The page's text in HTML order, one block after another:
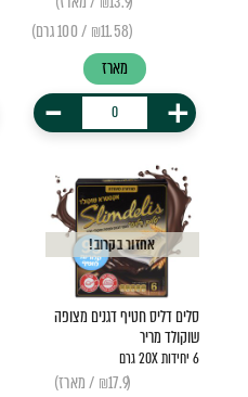
(₪11.58 / 100 גרם)
מארז
+
-
אחזור בקרוב!
סלים דליס חטיף דגנים מצופה
שוקולד מריר
6 יחידות 20X גרם
(₪17.9 / מארז)